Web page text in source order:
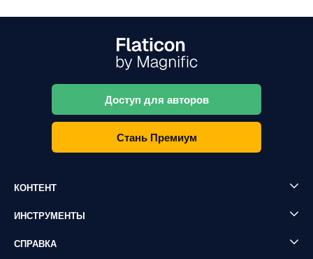
Доступ для авторов
Стань Премиум
КОНТЕНТ
ИНСТРУМЕНТЫ
СПРАВКА